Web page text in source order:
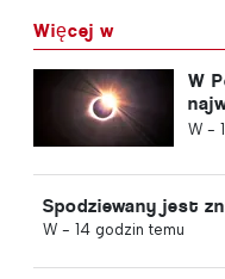
Więcej w
W
W -
Spodziewany jest
W - 14 godzin temu